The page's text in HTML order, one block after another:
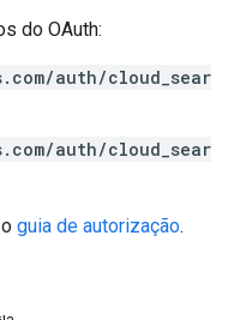
do OAuth:
auth/cloud_sear
auth/cloud_sear
guia de autorização.